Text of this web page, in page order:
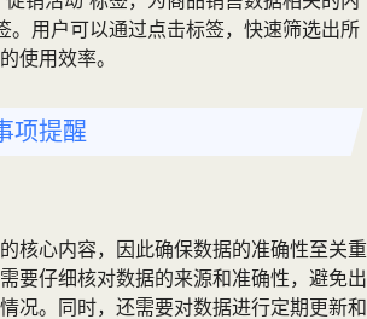
。用户可以通过点击标签，快速筛选出所
使用效率。
项提醒
核心内容，因此确保数据的准确性至关重
要仔细核对数据的来源和准确性，避免出
况。同时，还需要对数据进行定期更新和